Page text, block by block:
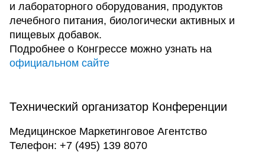
и лабораторного оборудования, продуктов
лечебного питания, биологически активных и
пищевых добавок.
Подробнее о Конгрессе можно узнать на
официальном сайте
Технический организатор Конференции
Медицинское Маркетинговое Агентство
Телефон: +7 (495) 139 8070